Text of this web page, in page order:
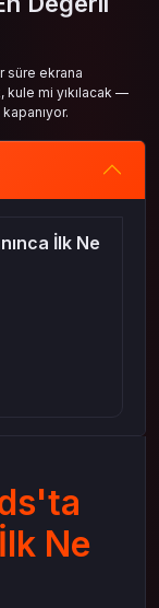
süre ekrana
kule mi yıkılacak —
İlk Ne
Ne